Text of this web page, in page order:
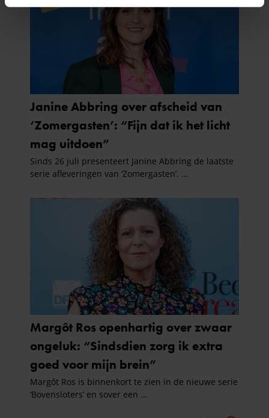
intrekken in de Cookieverklaring.
We gebruiken cookies om content en advertenties te
personaliseren, om functies voor social media te bieden
en om ons websiteverkeer te analyseren. Ook delen we
informatie over uw gebruik van onze site met onze
partners voor social media, adverteren en analyse. Deze
partners kunnen deze gegevens combineren met andere
informatie die u aan ze heeft verstrekt of die ze hebben
verzameld op basis van uw gebruik van hun services. U
gaat akkoord met onze cookies als u onze website blijft
gebruiken.